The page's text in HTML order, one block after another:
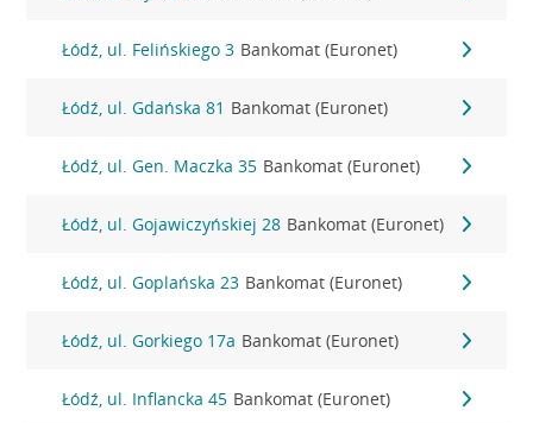
Łódź, ul. Felińskiego 3 Bankomat (Euronet)
Łódź, ul. Gdańska 81 Bankomat (Euronet)
Łódź, ul. Gen. Maczka 35 Bankomat (Euronet)
Łódź, ul. Gojawiczyńskiej 28 Bankomat (Euronet)
Łódź, ul. Goplańska 23 Bankomat (Euronet)
Łódź, ul. Gorkiego 17a Bankomat (Euronet)
Łódź, ul. Inflancka 45 Bankomat (Euronet)